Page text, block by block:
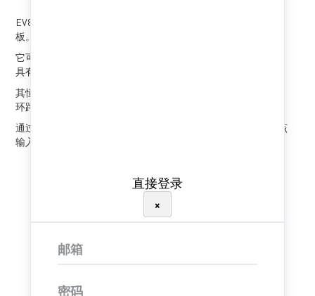
EV8765-Q-00A 是高效率单片同步降压变换器MP8765GQ的评估
板。
它可在 5V 至 24V 的输入电压范围内实现 6A 的连续输出电流，
具有出色的负载和线性调整率。
其恒定导通时间控制模式（COT）提供了快速瞬态响应，并使
环路更易稳定。
通过接地的远程ON/OFF输入引脚可以启动或关断此评估板。该
输入引脚可兼容当前流行的逻辑设备。
直接登录
×